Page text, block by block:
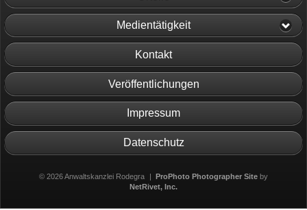
Medientätigkeit
Kontakt
Veröffentlichungen
Impressum
Datenschutz
© 2026 Anwaltskanzlei Rodegra | ProPhoto Photographer Site by
NetRivet, Inc.